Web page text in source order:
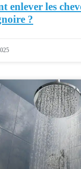
enlever les
?